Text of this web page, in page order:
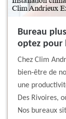
Bureau
optez pour
Chez Clim
bien-être de
une
Des Rivoires,
Nos bureaux